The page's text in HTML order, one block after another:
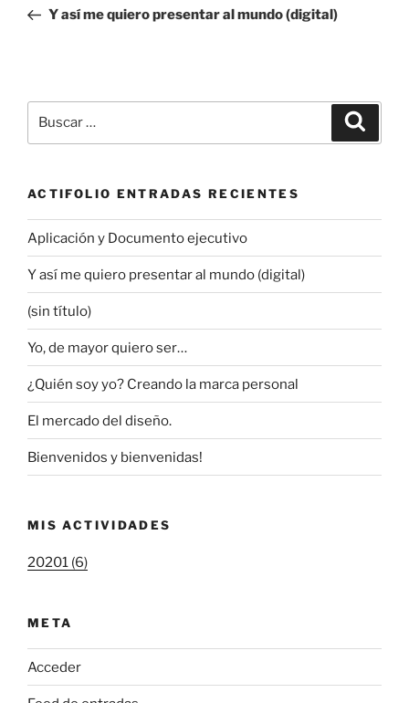
entradas
anterior:
Y así me quiero presentar al mundo (digital)
por:
ACTIFOLIO ENTRADAS RECIENTES
Aplicación y Documento ejecutivo
Y así me quiero presentar al mundo (digital)
(sin título)
Yo, de mayor quiero ser…
¿Quién soy yo? Creando la marca personal
El mercado del diseño.
Bienvenidos y bienvenidas!
MIS ACTIVIDADES
20201 (6)
META
Acceder